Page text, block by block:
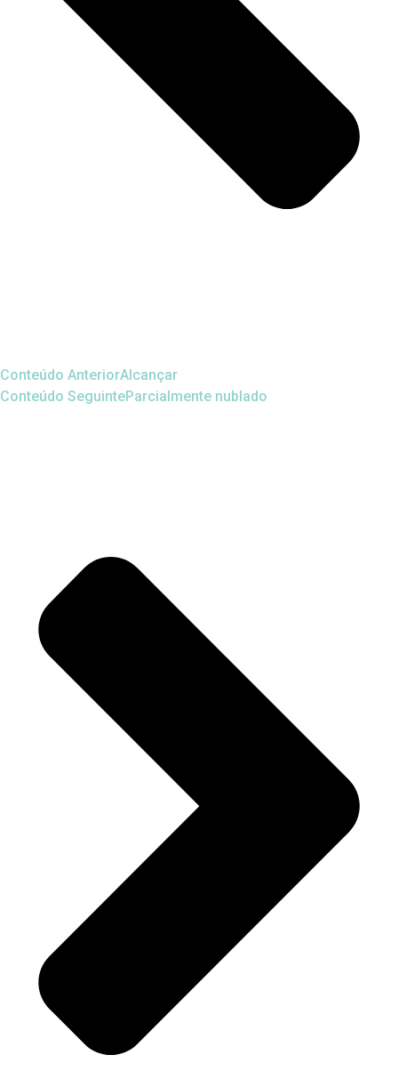
Conteúdo AnteriorAlcançar
Conteúdo SeguinteParcialmente nublado